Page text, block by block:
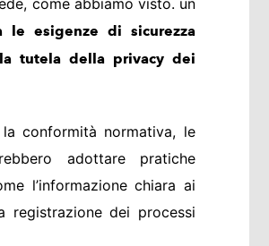
le esigenze di sicurezza
tutela della privacy dei
conformità normativa, le
adottare pratiche
l’informazione chiara ai
registrazione dei processi